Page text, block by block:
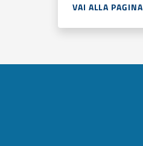
VAI ALLA PAGINA